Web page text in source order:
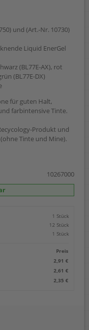
und (Art.-Nr. 10730)
Liquid EnerGel
(BL77E-AX), rot
(BL77E-DX)
für guten Halt,
farbintensive Tinte.
Produkt und
Tinte und Mine).
10267000
1 Stück
12 Stück
1 Stück
Preis
2,91 €
2,61 €
2,35 €